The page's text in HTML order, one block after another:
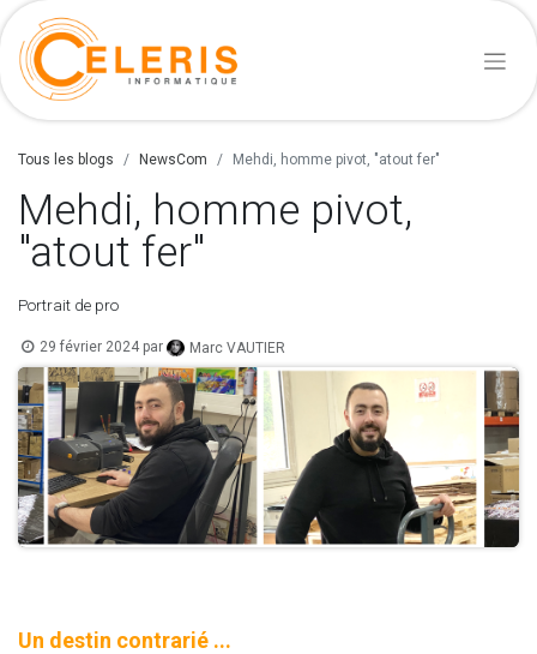
Tous les blogs NewsCom Mehdi, homme pivot, "atout fer"
Mehdi, homme pivot,
"atout fer"
Portrait de pro
29 février 2024 par Marc VAUTIER
Un destin contrarié ...